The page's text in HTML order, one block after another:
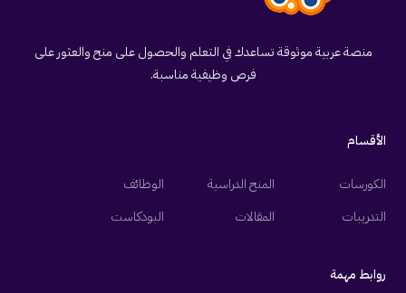
منصة عربية موثوقة تساعدك في التعلم والحصول على منح والعثور على
فرص وظيفية مناسبة.
الأقسام
الكورسات المنح الدراسية
الوظائف
التدريبات
المقالات البودكاست
روابط مهمة